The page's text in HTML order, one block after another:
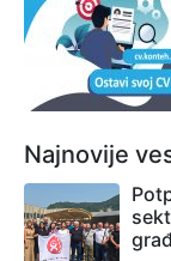
Najnovije